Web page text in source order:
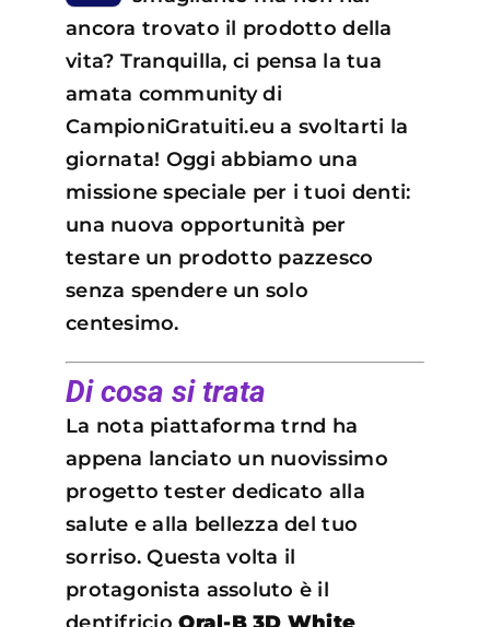
ancora trovato il prodotto della
vita? Tranquilla, ci pensa la tua
amata community di
CampioniGratuiti.eu a svoltarti la
giornata! Oggi abbiamo una
missione speciale per i tuoi denti:
una nuova opportunità per
testare un prodotto pazzesco
senza spendere un solo
centesimo.
Di cosa si trata
La nota piattaforma trnd ha
appena lanciato un nuovissimo
progetto tester dedicato alla
salute e alla bellezza del tuo
sorriso. Questa volta il
protagonista assoluto è il